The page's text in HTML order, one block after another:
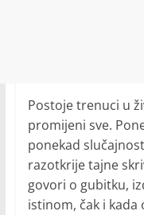
Postoje trenuci u
promijeni sve.
ponekad
razotkrije tajne
govori o gubitku,
istinom, čak i